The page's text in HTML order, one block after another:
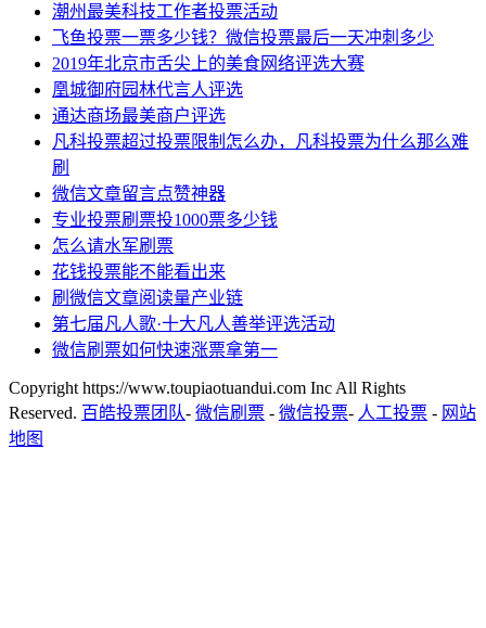
潮州最美科技工作者投票活动
飞鱼投票一票多少钱？微信投票最后一天冲刺多少
2019年北京市舌尖上的美食网络评选大赛
凰城御府园林代言人评选
通达商场最美商户评选
凡科投票超过投票限制怎么办，凡科投票为什么那么难
刷
微信文章留言点赞神器
专业投票刷票投1000票多少钱
怎么请水军刷票
花钱投票能不能看出来
刷微信文章阅读量产业链
第七届凡人歌·十大凡人善举评选活动
微信刷票如何快速涨票拿第一
Copyright https://www.toupiaotuandui.com Inc All Rights
Reserved. 百皓投票团队- 微信刷票 - 微信投票- 人工投票 - 网站
地图